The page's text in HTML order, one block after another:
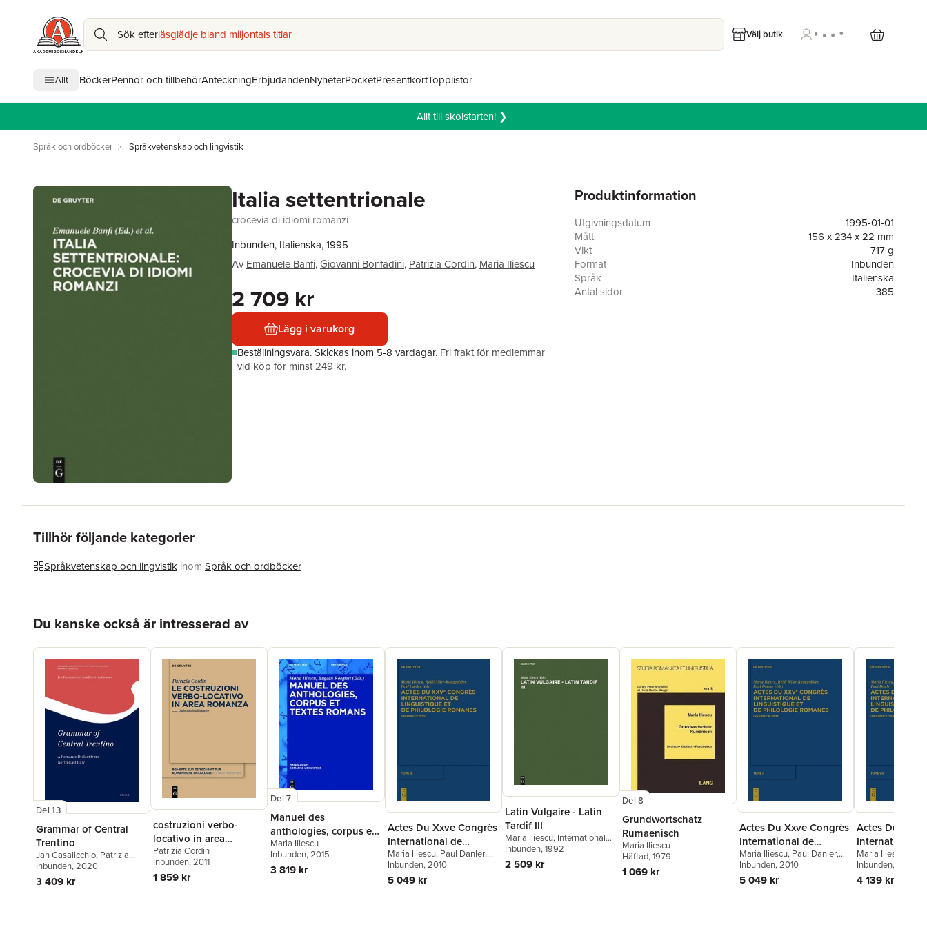
Sök efterläsglädje bland miljontals titlar Välj butik
Allt BöckerPennor och tillbehörAnteckningErbjudandenNyheterPocketPresentkortTopplistor
Allt till skolstarten! ❯
Språk och ordböcker Språkvetenskap och lingvistik
Italia settentrionale
crocevia di idiomi romanzi
Inbunden, Italienska, 1995
Av Emanuele Banfi,Giovanni Bonfadini, Patrizia Cordin, Maria Iliescu
2 709 kr
Lägg i varukorg
Beställningsvara.Skickas inom 5-8 vardagar. Fri frakt för medlemmar
vid köp för minst 249 kr.
Produktinformation
Utgivningsdatum
1995-01-01
Mått
156 x 234 x 22 mm
Vikt
717 g
Format
Inbunden
Språk
Italienska
Antal sidor
385
Tillhör följande kategorier
Språkvetenskap och lingvistik inom Språk och ordböcker
Du kanske också är intresserad av
Del 13
Grammar of Central
Trentino
Jan Casalicchio, Patrizia
Cordin
Inbunden, 2020
3 409 kr
costruzioni verbo-
locativo in area
romanza
Patrizia Cordin
Inbunden, 2011
1 859 kr
Del 7
Manuel des
anthologies, corpus et
textes romans
Maria Iliescu
Inbunden, 2015
3 819 kr
Actes Du Xxve Congrès
International de
Linguistique Et de
Philologie Romanes.
Tome III
Maria Iliescu, Paul Danler,
Heidi Siller-Runggaldier
Inbunden, 2010
5 049 kr
Latin Vulgaire - Latin
Tardif III
Maria Iliescu, International
Conference on Late and
Vulgar Latin
Inbunden, 1992
2 509 kr
Del 8
Grundwortschatz
Rumaenisch
Maria Iliescu
Häftad, 1979
1 069 kr
Actes Du Xxve Congrès
International de
Linguistique Et de
Philologie Romanes.
Tome II
Maria Iliescu, Paul Danler,
Heidi Siller-Runggaldier
Inbunden, 2010
5 049 kr
Actes Du
International
Linguistique
Philologie
Tome VII
Maria Iliescu
Heidi Siller-
Inbunden, 2010
4 139 kr